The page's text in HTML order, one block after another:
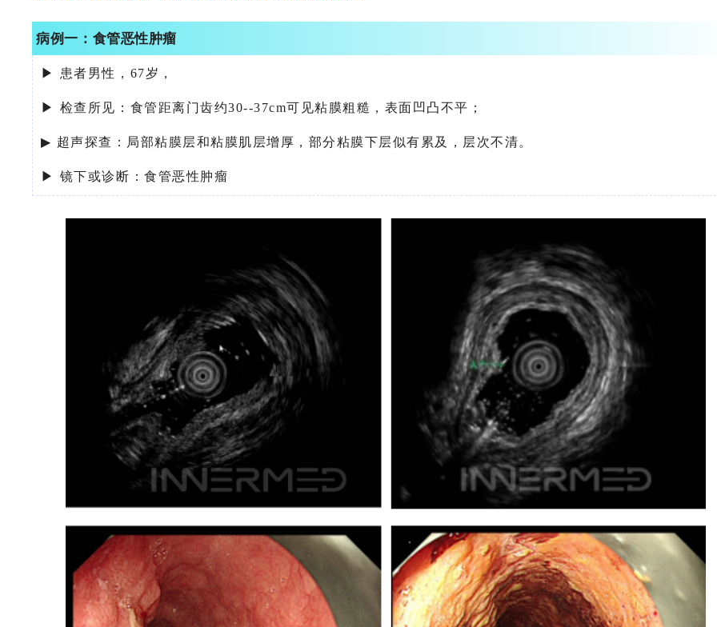
病例一： 食管恶性肿瘤
▶ 患者男性，67岁，
▶ 检查所见： 食管距离门齿约30--37cm可见粘膜粗糙，表面凹凸不平；
▶ 超声探查：局部粘膜层和粘膜肌层增厚，部分粘膜下层似有累及，层次不清。
▶ 镜下或诊断：食管恶性肿瘤